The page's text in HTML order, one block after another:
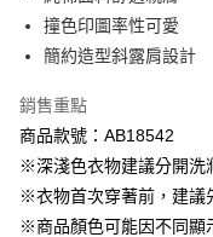
7-11取貨付款
每筆NT$60，滿
付款後7-11取貨
每筆NT$60，滿
宅配
每筆NT$120，滿
撞色印圖率性可愛
簡約造型斜露肩設計
銷售重點
商品款號：AB18542
※深淺色衣物建議分開洗
※衣物首次穿著前，建議
※商品顏色可能因不同顯